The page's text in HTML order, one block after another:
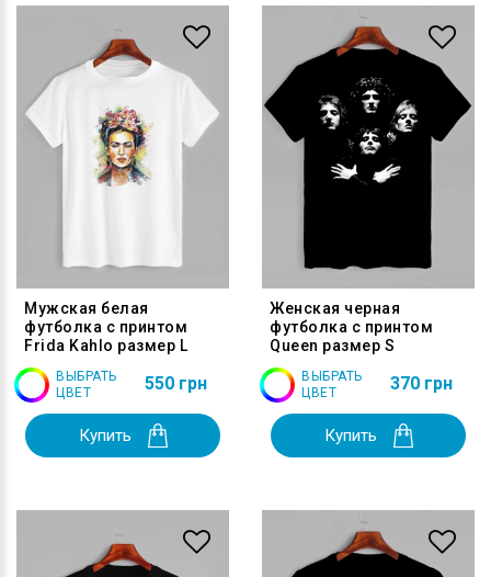
Мужская белая
футболка с принтом
Frida Kahlo размер L
ВЫБРАТЬ
ЦВЕТ
550 грн
Купить
Женская черная
футболка с принтом
Queen размер S
ВЫБРАТЬ
ЦВЕТ
370 грн
Купить